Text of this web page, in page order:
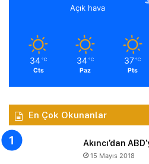
Açık hava
34 ℃
Cts
34 ℃
Paz
37 ℃
Pts
En Çok Okunanlar
Akıncı’dan
15 Mayıs 2018